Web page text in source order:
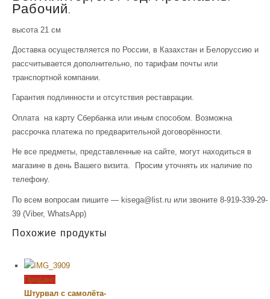
Рабочий.
высота 21 см
Доставка осуществляется по России, в Казахстан и Белоруссию и
рассчитывается дополнительно, по тарифам почты или
транспортной компании.
Гарантия подлинности и отсутствия реставрации.
Оплата на карту Сбербанка или иным способом. Возможна
рассрочка платежа по предварительной договорённости.
Не все предметы, представленные на сайте, могут находиться в
магазине в день Вашего визита. Просим уточнять их наличие по
телефону.
По всем вопросам пишите — kisega@list.ru или звоните 8-919-339-29-
39 (Viber, WhatsApp)
Похожие продукты
Продано
Штурвал с самолёта-